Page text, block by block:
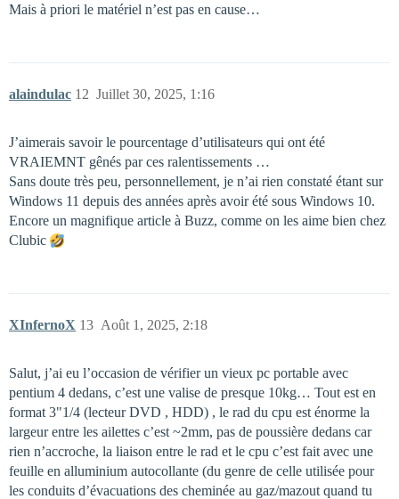
Mais à priori le matériel n’est pas en cause…
alaindulac Juillet 30, 2025, 1:16
12
J’aimerais savoir le pourcentage d’utilisateurs qui ont été
VRAIEMNT gênés par ces ralentissements …
Sans doute très peu, personnellement, je n’ai rien constaté étant sur
Windows 11 depuis des années après avoir été sous Windows 10.
Encore un magnifique article à Buzz, comme on les aime bien chez
Clubic
XInfernoX Août 1, 2025, 2:18
13
Salut, j’ai eu l’occasion de vérifier un vieux pc portable avec
pentium 4 dedans, c’est une valise de presque 10kg… Tout est en
format 3"1/4 (lecteur DVD , HDD) , le rad du cpu est énorme la
largeur entre les ailettes c’est ~2mm, pas de poussière dedans car
rien n’accroche, la liaison entre le rad et le cpu c’est fait avec une
feuille en alluminium autocollante (du genre de celle utilisée pour
les conduits d’évacuations des cheminée au gaz/mazout quand tu